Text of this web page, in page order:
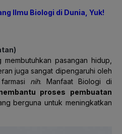
Ilmu Biologi di Dunia, Yuk!
pasangan hidup,
juga sangat dipengaruhi oleh
nih. Manfaat Biologi di
proses pembuatan
berguna untuk meningkatkan